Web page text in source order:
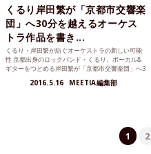
くるり岸田繁が「京都市交響楽
団」へ30分を越えるオーケス
トラ作品を書き...
くるり・岸田繁が紡ぐオーケストラの新しい可能
性 京都出身のロックバンド・くるり。ボーカル&
ギターをつとめる岸田繁が「京都市交響楽団」へ3
2016.5.16 MEETIA編集部
1 2